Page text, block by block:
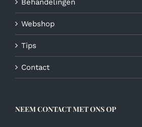
Behandelingen
Webshop
Tips
Contact
NEEM CONTACT MET ONS OP